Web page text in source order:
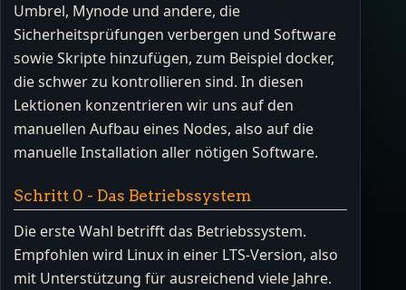
Umbrel, Mynode und andere, die
Sicherheitsprüfungen verbergen und Software
sowie Skripte hinzufügen, zum Beispiel docker,
die schwer zu kontrollieren sind. In diesen
Lektionen konzentrieren wir uns auf den
manuellen Aufbau eines Nodes, also auf die
manuelle Installation aller nötigen Software.
Schritt 0 - Das Betriebssystem
Die erste Wahl betrifft das Betriebssystem.
Empfohlen wird Linux in einer LTS-Version, also
mit Unterstützung für ausreichend viele Jahre.